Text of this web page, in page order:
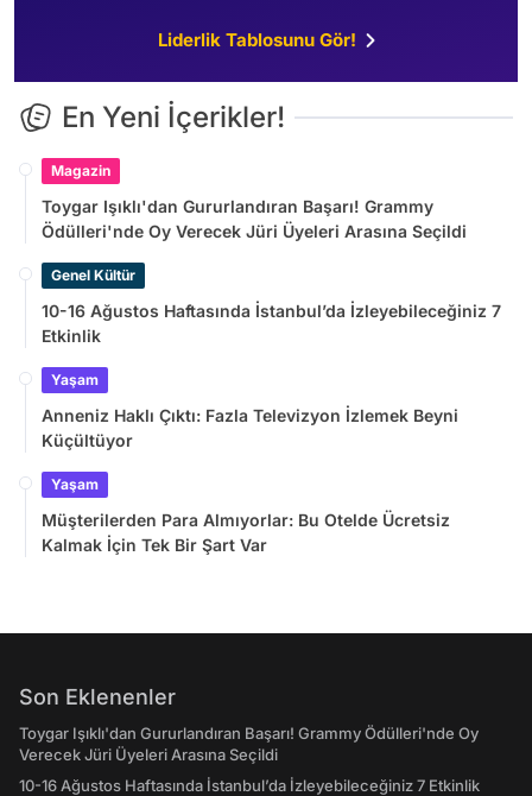
Liderlik Tablosunu Gör!
En Yeni İçerikler!
Magazin
Toygar Işıklı'dan Gururlandıran Başarı! Grammy
Ödülleri'nde Oy Verecek Jüri Üyeleri Arasına Seçildi
Genel Kültür
10-16 Ağustos Haftasında İstanbul’da İzleyebileceğiniz 7
Etkinlik
Yaşam
Anneniz Haklı Çıktı: Fazla Televizyon İzlemek Beyni
Küçültüyor
Yaşam
Müşterilerden Para Almıyorlar: Bu Otelde Ücretsiz
Kalmak İçin Tek Bir Şart Var
Son Eklenenler
Toygar Işıklı'dan Gururlandıran Başarı! Grammy Ödülleri'nde Oy
Verecek Jüri Üyeleri Arasına Seçildi
10-16 Ağustos Haftasında İstanbul’da İzleyebileceğiniz 7 Etkinlik